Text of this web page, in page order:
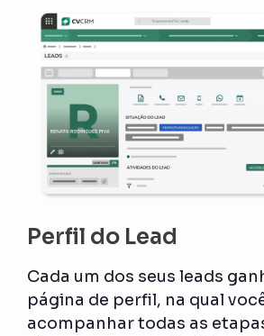
Perfil do Lead
Cada um dos seus leads
página de perfil, na qual
acompanhar todas as